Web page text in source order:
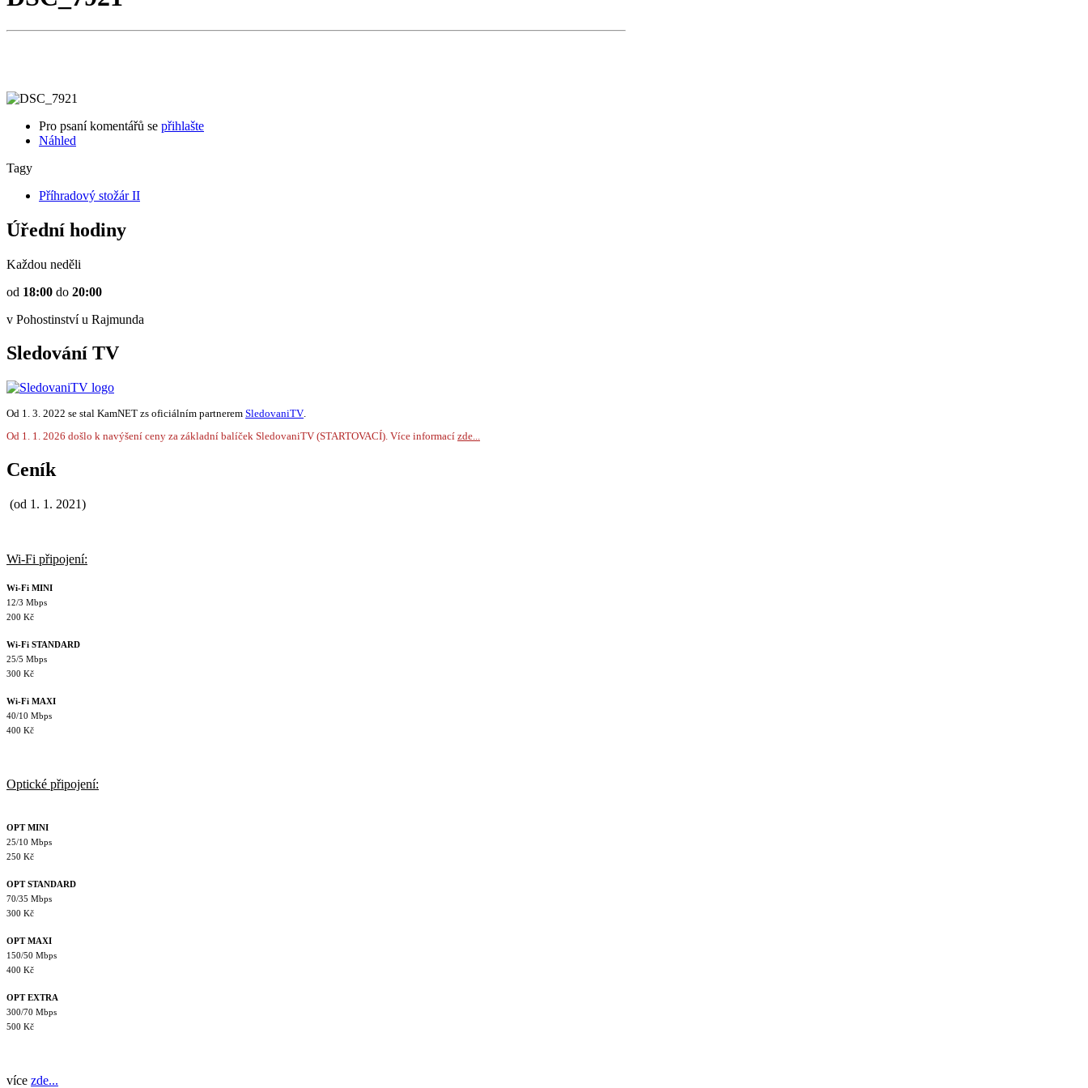
Pro psaní komentářů se přihlašte
Náhled
Tagy
Příhradový stožár II
Úřední hodiny
Každou neděli
od 18:00 do 20:00
v Pohostinství u Rajmunda
Sledování TV
Od 1. 3. 2022 se stal KamNET zs oficiálním partnerem SledovaniTV.
Od 1. 1. 2026 došlo k navýšení ceny za základní balíček SledovaniTV (STARTOVACÍ). Více informací zde...
Ceník
(od 1. 1. 2021)
Wi-Fi připojení:
Wi-Fi MINI
12/3 Mbps
200 Kč
Wi-Fi STANDARD
25/5 Mbps
300 Kč
Wi-Fi MAXI
40/10 Mbps
400 Kč
Optické připojení:
OPT MINI
25/10 Mbps
250 Kč
OPT STANDARD
70/35 Mbps
300 Kč
OPT MAXI
150/50 Mbps
400 Kč
OPT EXTRA
300/70 Mbps
500 Kč
více zde...